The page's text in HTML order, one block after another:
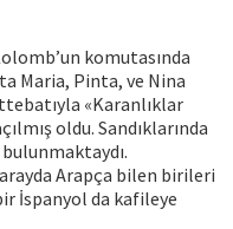
komutasında
Maria, Pinta, ve Nina
«Karanlıklar
oldu. Sandıklarında
Arapça bilen birileri
İspanyol da kafileye